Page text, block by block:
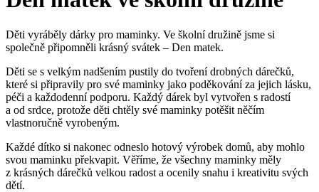
Děti vyráběly dárky pro maminky. Ve školní družině jsme si
společně připomněli krásný svátek – Den matek.
Děti se s velkým nadšením pustily do tvoření drobných dárečků,
které si připravily pro své maminky jako poděkování za jejich lásku,
péči a každodenní podporu. Každý dárek byl vytvořen s radostí
a od srdce, protože děti chtěly své maminky potěšit něčím
vlastnoručně vyrobeným.
Každé dítko si nakonec odneslo hotový výrobek domů, aby mohlo
svou maminku překvapit. Věříme, že všechny maminky měly
z krásných dárečků velkou radost a ocenily snahu i kreativitu svých
dětí.